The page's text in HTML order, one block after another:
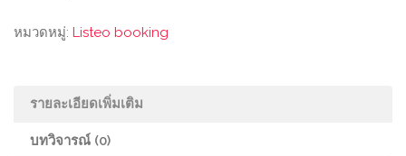
หมวดหมู่: Listeo booking
รายละเอียดเพิ่มเติม
บทวิจารณ์ (0)